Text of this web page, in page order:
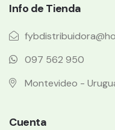
Info de Tienda
097 562 950
Montevideo -
Cuenta